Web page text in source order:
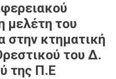
μελέτη του
στην κτηματική
του Δ.
της Π.Ε